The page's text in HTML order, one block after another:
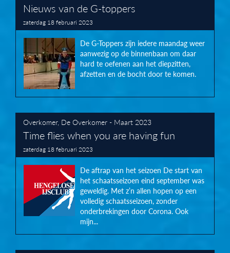
Nieuws van de G-toppers
zaterdag 18 februari 2023
De G-Toppers zijn iedere maandag weer
aanwezig op de binnenbaan om daar
hard te oefenen aan het diepzitten,
afzetten en de bocht door te komen.
Overkomer, De Overkomer - Maart 2023
Time flies when you are having fun
zaterdag 18 februari 2023
De aftrap van het seizoen De start van
het schaatsseizoen eind september was
geweldig. Met z’n allen hopen op een
volledig schaatsseizoen, zonder
onderbrekingen door Corona. Ook
mijn...